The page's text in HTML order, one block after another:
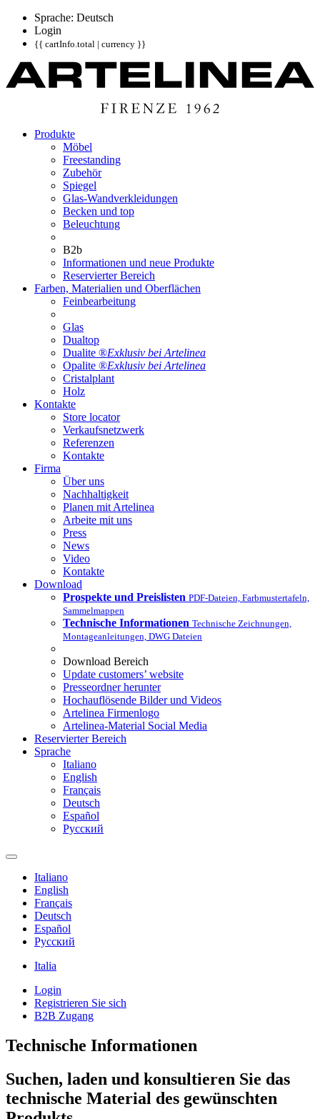
Sprache: Deutsch
Login
{{ cartInfo.total | currency }}
Produkte
Möbel
Freestanding
Zubehör
Spiegel
Glas-Wandverkleidungen
Becken und top
Beleuchtung
B2b
Informationen und neue Produkte
Reservierter Bereich
Farben, Materialien und Oberflächen
Feinbearbeitung
Glas
Dualtop
Dualite ®Exklusiv bei Artelinea
Opalite ®Exklusiv bei Artelinea
Cristalplant
Holz
Kontakte
Store locator
Verkaufsnetzwerk
Referenzen
Kontakte
Firma
Über uns
Nachhaltigkeit
Planen mit Artelinea
Arbeite mit uns
Press
News
Video
Kontakte
Download
Prospekte und Preislisten PDF-Dateien, Farbmustertafeln,
Sammelmappen
Technische Informationen Technische Zeichnungen,
Montageanleitungen, DWG Dateien
Download Bereich
Update customers’ website
Presseordner herunter
Hochauflösende Bilder und Videos
Artelinea Firmenlogo
Artelinea-Material Social Media
Reservierter Bereich
Sprache
Italiano
English
Français
Deutsch
Español
Pусский
Italiano
English
Français
Deutsch
Español
Pусский
Italia
Login
Registrieren Sie sich
B2B Zugang
Technische Informationen
Suchen, laden und konsultieren Sie das
technische Material des gewünschten